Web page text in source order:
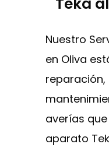
Nuestro
en Oliva
averías
aparato